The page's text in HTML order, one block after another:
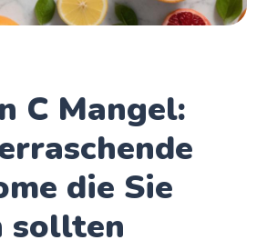
C Mangel:
die Sie
sollten